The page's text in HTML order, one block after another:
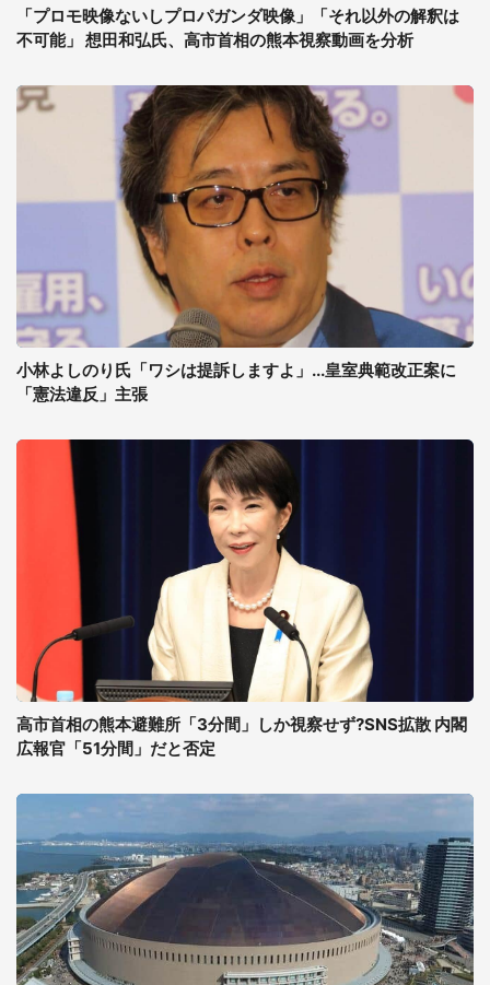
「プロモ映像ないしプロパガンダ映像」「それ以外の解釈は
不可能」 想田和弘氏、高市首相の熊本視察動画を分析
小林よしのり氏「ワシは提訴しますよ」...皇室典範改正案に
「憲法違反」主張
高市首相の熊本避難所「3分間」しか視察せず?SNS拡散 内閣
広報官「51分間」だと否定